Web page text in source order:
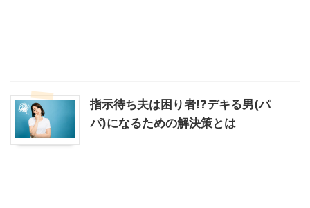
指示待ち夫は困り者!?デキる男(パ
パ)になるための解決策とは